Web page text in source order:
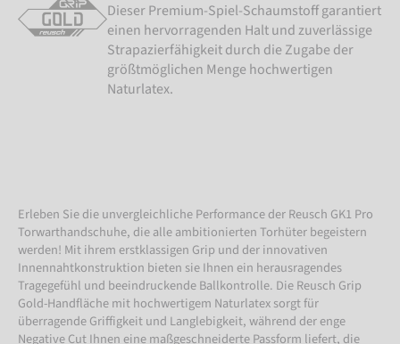
Dieser Premium-Spiel-Schaumstoff garantiert
einen hervorragenden Halt und zuverlässige
Strapazierfähigkeit durch die Zugabe der
größtmöglichen Menge hochwertigen
Naturlatex.
Erleben Sie die unvergleichliche Performance der Reusch GK1 Pro
Torwarthandschuhe, die alle ambitionierten Torhüter begeistern
werden! Mit ihrem erstklassigen Grip und der innovativen
Innennahtkonstruktion bieten sie Ihnen ein herausragendes
Tragegefühl und beeindruckende Ballkontrolle. Die Reusch Grip
Gold-Handfläche mit hochwertigem Naturlatex sorgt für
überragende Griffigkeit und Langlebigkeit, während der enge
Negative Cut Ihnen eine maßgeschneiderte Passform liefert, die